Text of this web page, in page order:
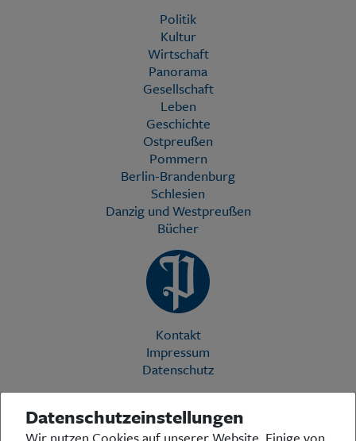
Politik
Kultur
Wirtschaft
Panorama
Gesellschaft
Leben
Geschichte
Ostpreußen
Pommern
Berlin-Brandenburg
Schlesien
Danzig und Westpreußen
Bücher
Kontakt
Impressum
Datenschutz
Die Preußische Allgemeine Zeitung (PAZ) ist eine einzigartige Stimme
Datenschutzeinstellungen